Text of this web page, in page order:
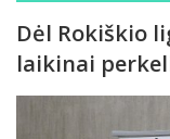
Dėl Rokiškio
laikinai